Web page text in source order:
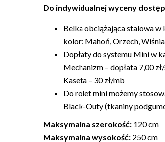
Do indywidualnej wyceny
Belka obciążająca stalowa w
kolor: Mahoń, Orzech,
Dopłaty do systemu Mini w
Mechanizm – dopłata 7,00
Kaseta – 30 zł/mb
Do rolet mini możemy
Black-Outy (tkaniny
Maksymalna szerokość: 120 cm
Maksymalna wysokość: 250 cm